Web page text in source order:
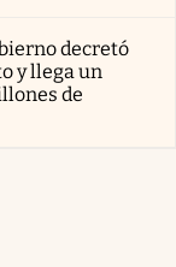
decretó
y llega un
de